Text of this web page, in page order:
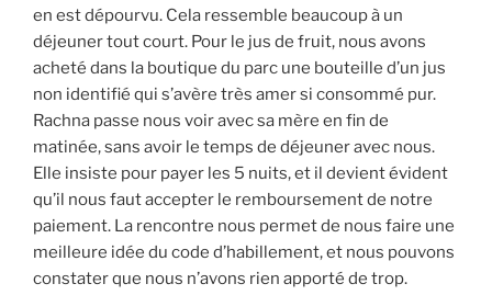
en est dépourvu. Cela ressemble beaucoup à un
déjeuner tout court. Pour le jus de fruit, nous avons
acheté dans la boutique du parc une bouteille d’un jus
non identifié qui s’avère très amer si consommé pur.
Rachna passe nous voir avec sa mère en fin de
matinée, sans avoir le temps de déjeuner avec nous.
Elle insiste pour payer les 5 nuits, et il devient évident
qu’il nous faut accepter le remboursement de notre
paiement. La rencontre nous permet de nous faire une
meilleure idée du code d’habillement, et nous pouvons
constater que nous n’avons rien apporté de trop.